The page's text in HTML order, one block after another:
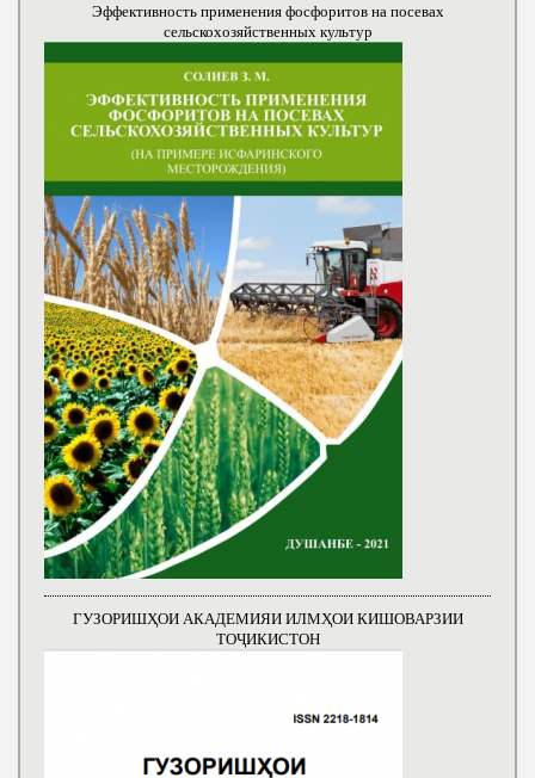
Эффективность применения фосфоритов на посевах
сельскохозяйственных культур
ГУЗОРИШҲОИ АКАДЕМИЯИ ИЛМҲОИ КИШОВАРЗИИ
ТОҶИКИСТОН